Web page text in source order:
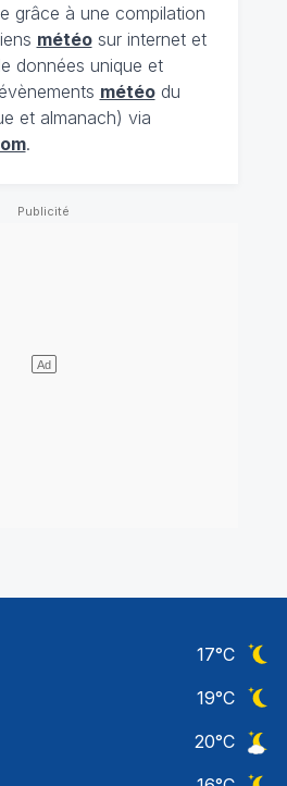
grâce à une compilation
météosur internet et
données unique et
météodu
et almanach) via
.
17°C
19°C
20°C